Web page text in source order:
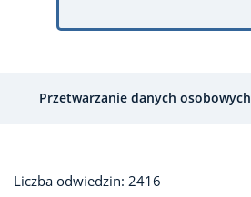
Przetwarzanie danych osobowych
Liczba odwiedzin: 2416